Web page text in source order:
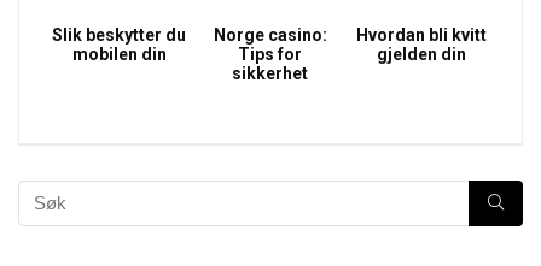
Slik beskytter du
mobilen din
Norge casino:
Tips for
sikkerhet
Hvordan bli kvitt
gjelden din